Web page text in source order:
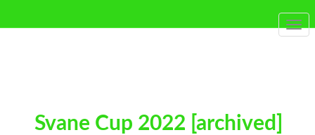
Svane Cup 2022 [archived]